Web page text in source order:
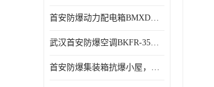
首安防爆动力配电箱BMXD系列防爆配电箱技术参数
武汉首安防爆空调BKFR-35防爆空调生产厂家
首安防爆集装箱抗爆小屋，危化品暂存间厂家批发